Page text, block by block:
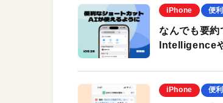
iPhone 便
なんでも要
Intelligence
iPhone 便